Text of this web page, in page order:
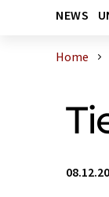
NEWS
Home